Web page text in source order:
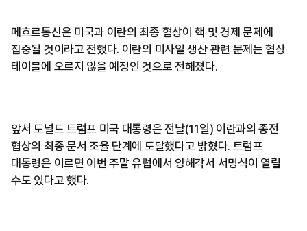
메흐르통신은 미국과 이란의 최종 협상이 핵 및 경제 문제에
집중될 것이라고 전했다. 이란의 미사일 생산 관련 문제는 협상
테이블에 오르지 않을 예정인 것으로 전해졌다.
앞서 도널드 트럼프 미국 대통령은 전날(11일) 이란과의 종전
협상의 최종 문서 조율 단계에 도달했다고 밝혔다. 트럼프
대통령은 이르면 이번 주말 유럽에서 양해각서 서명식이 열릴
수도 있다고 했다.